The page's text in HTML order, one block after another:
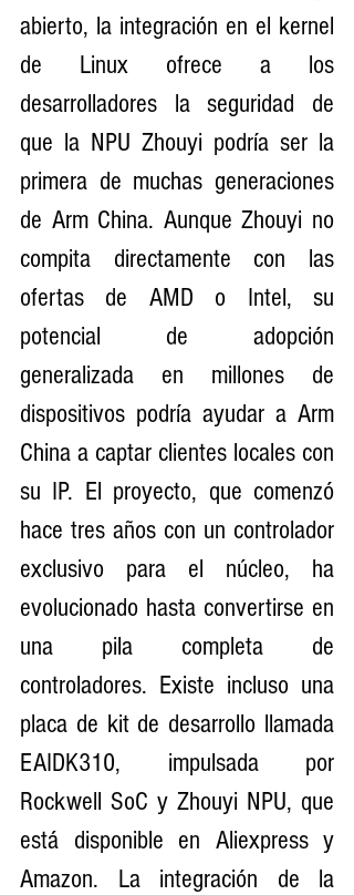
abierto, la integración en el kernel
de Linux ofrece a los
desarrolladores la seguridad de
que la NPU Zhouyi podría ser la
primera de muchas generaciones
de Arm China. Aunque Zhouyi no
compita directamente con las
ofertas de AMD o Intel, su
potencial de adopción
generalizada en millones de
dispositivos podría ayudar a Arm
China a captar clientes locales con
su IP. El proyecto, que comenzó
hace tres años con un controlador
exclusivo para el núcleo, ha
evolucionado hasta convertirse en
una pila completa de
controladores. Existe incluso una
placa de kit de desarrollo llamada
EAIDK310, impulsada por
Rockwell SoC y Zhouyi NPU, que
está disponible en Aliexpress y
Amazon. La integración de la